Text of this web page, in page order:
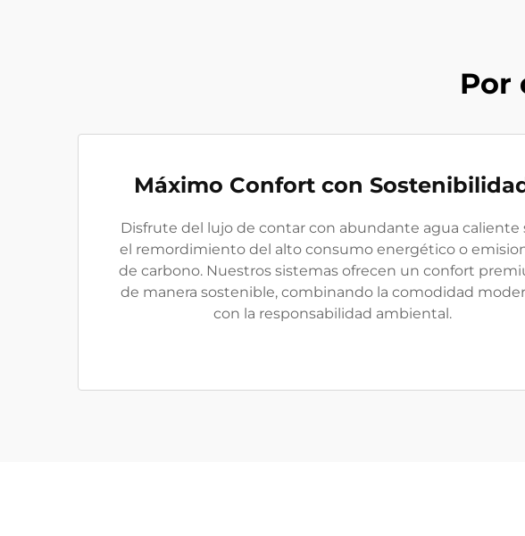
Por
Máximo Confort con
Disfrute del lujo de contar con abundante agua caliente
el remordimiento del alto consumo energético o
de carbono. Nuestros sistemas ofrecen un confort
de manera sostenible, combinando la comodidad
con la responsabilidad ambiental.